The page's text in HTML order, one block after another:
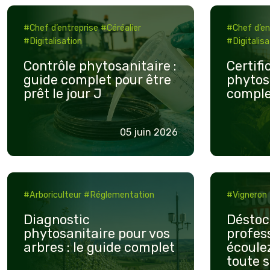
Facture
électronique
vins au chai en
version full web
Éleveur
Arboriculteur
Maraîcher
ETA
la
mise
en
place
et
conception
à
vos
besoins.
Précautions
et
optimiser
Contrôle
phytosanitaire
guide
complet
pour
le
#Chef d’entreprise #Céréalier
#Digitalisation
Contrôle phytosanitaire :
guide complet pour être
prêt le jour J
05 juin 2026
Certification
guide
complet
#Chef
Diagnostic
phytosanitaire
pour
vos
arbres
#Arboriculteur #Réglementation
Diagnostic
phytosanitaire pour vos
arbres : le guide complet
Déstockage
vins
pour
viticoles
#Vigneron
toute